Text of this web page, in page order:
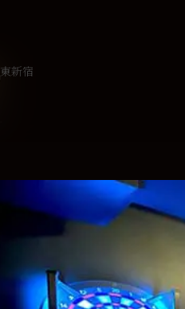
東新宿